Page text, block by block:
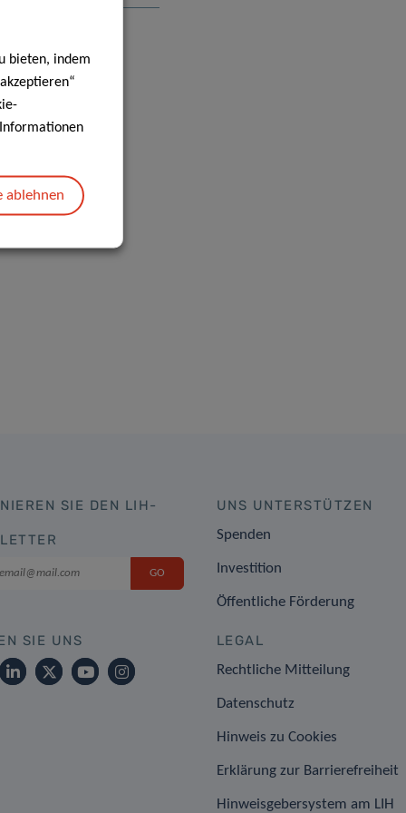
SIE DEN LIH-
SIE UNS
UNS UNTERSTÜTZEN
Spenden
Investition
Öffentliche Förderung
LEGAL
Rechtliche Mitteilung
Datenschutz
Hinweis zu Cookies
Erklärung zur Barrierefreiheit
Hinweisgebersystem am LIH
bieten, indem
ablehnen